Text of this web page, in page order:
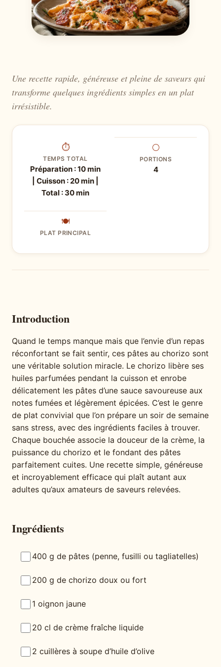
Une recette rapide, généreuse et pleine de saveurs qui
transforme quelques ingrédients simples en un plat
irrésistible.
⏱
TEMPS TOTAL
Préparation : 10 min
| Cuisson : 20 min |
Total : 30 min
⚪
PORTIONS
4
🍽
PLAT PRINCIPAL
Introduction
Quand le temps manque mais que l’envie d’un repas
réconfortant se fait sentir, ces pâtes au chorizo sont
une véritable solution miracle. Le chorizo libère ses
huiles parfumées pendant la cuisson et enrobe
délicatement les pâtes d’une sauce savoureuse aux
notes fumées et légèrement épicées. C’est le genre
de plat convivial que l’on prépare un soir de semaine
sans stress, avec des ingrédients faciles à trouver.
Chaque bouchée associe la douceur de la crème, la
puissance du chorizo et le fondant des pâtes
parfaitement cuites. Une recette simple, généreuse
et incroyablement efficace qui plaît autant aux
adultes qu’aux amateurs de saveurs relevées.
Ingrédients
400 g de pâtes (penne, fusilli ou tagliatelles)
200 g de chorizo doux ou fort
1 oignon jaune
20 cl de crème fraîche liquide
2 cuillères à soupe d’huile d’olive